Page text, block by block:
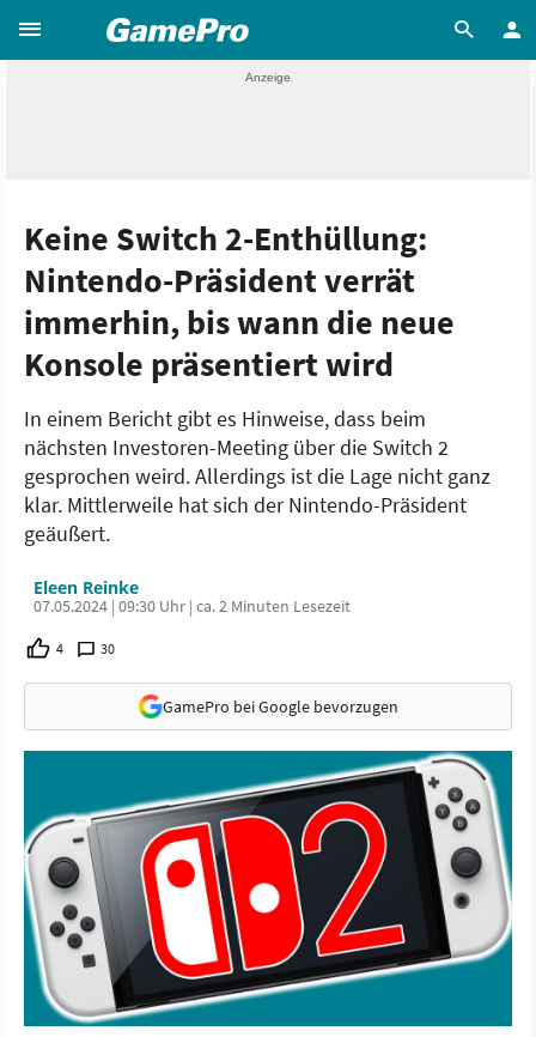
Keine Switch 2-Enthüllung:
Nintendo-Präsident verrät
immerhin, bis wann die neue
Konsole präsentiert wird
In einem Bericht gibt es Hinweise, dass beim
nächsten Investoren-Meeting über die Switch 2
gesprochen weird. Allerdings ist die Lage nicht ganz
klar. Mittlerweile hat sich der Nintendo-Präsident
geäußert.
Eleen Reinke
07.05.2024 | 09:30 Uhr | ca. 2 Minuten Lesezeit
4 30
GamePro bei Google bevorzugen